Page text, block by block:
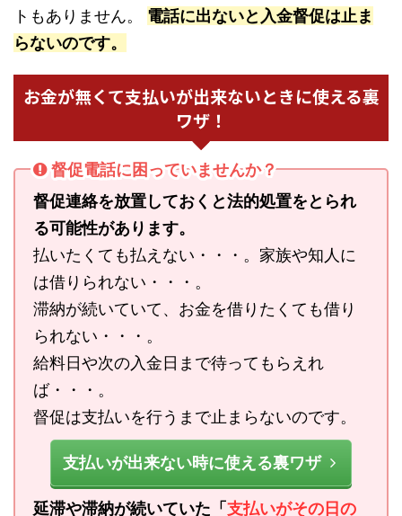
トもありません。 電話に出ないと入金督促は止ま
らないのです。
お金が無くて支払いが出来ないときに使える裏
ワザ！
督促電話に困っていませんか？
督促連絡を放置しておくと法的処置をとられ
る可能性があります。
払いたくても払えない・・・。家族や知人に
は借りられない・・・。
滞納が続いていて、お金を借りたくても借り
られない・・・。
給料日や次の入金日まで待ってもらえれ
ば・・・。
督促は支払いを行うまで止まらないのです。
支払いが出来ない時に使える裏ワザ
延滞や滞納が続いていた「 支払いがその日の